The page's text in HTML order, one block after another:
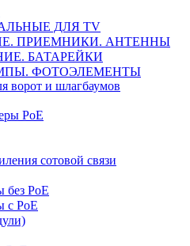
ДЛЯ TV
ПРИЕМНИКИ. АНТЕННЫ
БАТАРЕЙКИ
ФОТОЭЛЕМЕНТЫ
ворот и шлагбаумов
РоЕ
сотовой связи
без РоЕ
с РоЕ